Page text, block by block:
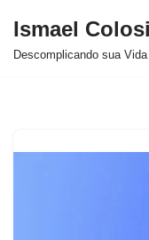
Avançar
Ismael Colosi
Descomplicando sua Vida